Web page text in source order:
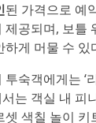
된 가격으로 예
공되며, 보틀
하게 머물 수 있
숙객에게는 ‘
는 객실 내
색칠 놀이